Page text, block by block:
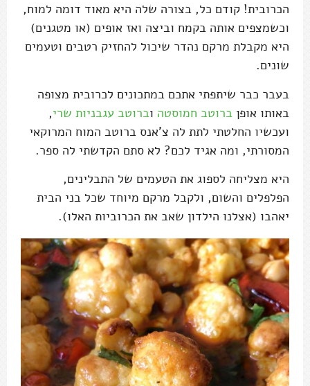
הכרובית! קודם כל, בצורה שלה היא מאוד דומה למוח,
וכשמצפים אותה בקמח וביצה ואז אופים (או מטגנים)
היא מקבלת מרקם נהדר שיכול להחזיק רטבים וטעמים
שונים.
בעבר כבר שיתפתי אתכם במתכונים לכרובית מצופה
באותו אופן ברוטב חמוסטה וברוטב עגבניות שרי,
ועכשיו החלטתי לתת לה צ'אנס ברוטב המוח המרוקאי
המסורתי, ומה אגיד לכם? לא סתם הקדשתי לה ספר.
היא מצליחה לספוג את הטעמים של התבלינים,
הפלפלים והשום, ולקבל מרקם מיוחד שכל בני הבית
יאהבו (אצלנו הילדון שאב את הכרוביות האלו).